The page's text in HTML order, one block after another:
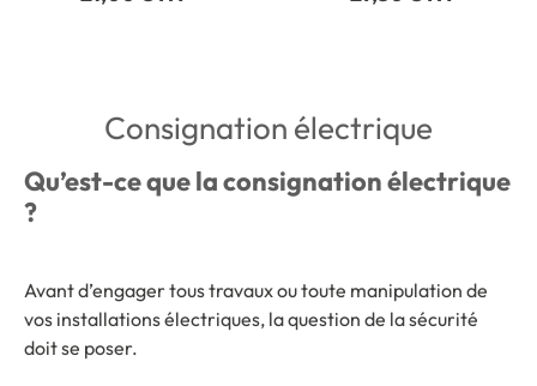
Consignation électrique
Qu’est-ce que la consignation électrique
?
Avant d’engager tous travaux ou toute manipulation de
vos installations électriques, la question de la sécurité
doit se poser.